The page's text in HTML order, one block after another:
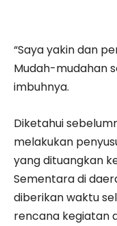
“Saya yakin dan
Mudah-mudahan
imbuhnya.
Diketahui
melakukan
yang dituangkan
Sementara di
diberikan waktu
rencana kegiatan